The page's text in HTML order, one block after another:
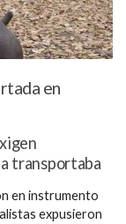
en
transportaba
en instrumento
expusieron